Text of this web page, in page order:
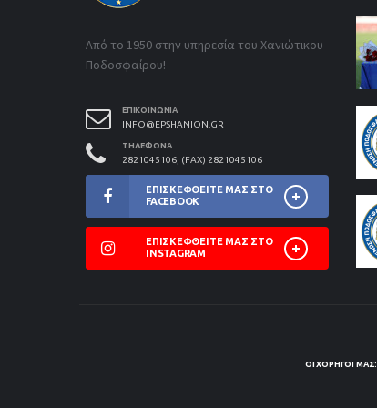
Από το 1950 στην υπηρεσία του Χανιώτικου
Ποδοσφαίρου!
ΕΠΙΚΟΙΝΩΝΊΑ
INFO@EPSHANION.GR
ΤΗΛΈΦΩΝΑ
2821045106, (FAX) 2821045106
ΕΠΙΣΚΕΦΘΕΊΤΕ ΜΑΣ ΣΤΟ
FACEBOOK
ΕΠΙΣΚΕΦΘΕΊΤΕ ΜΑΣ ΣΤΟ
INSTAGRAM
ΟΙ ΧΟΡΗΓΟΊ ΜΑΣ: